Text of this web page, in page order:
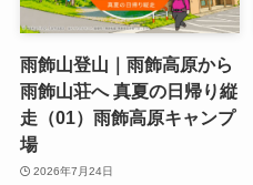
雨飾山登山｜雨飾高原から
雨飾山荘へ 真夏の日帰り縦
走（01）雨飾高原キャンプ
場
2026年7月24日